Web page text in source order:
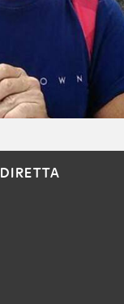
DIRETTA